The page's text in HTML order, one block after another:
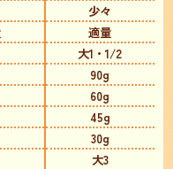
少々
適量
大1・1/2
90g
60g
45g
30g
大3